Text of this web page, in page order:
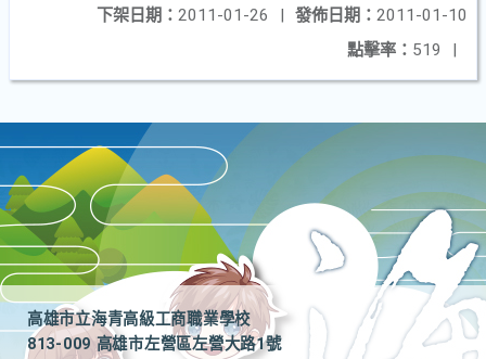
發佈日期： 2011-01-10
下架日期： 2011-01-26
|
點擊率： 519 |
高雄市立海青高級工商職業學校
813-009 高雄市左營區左營大路1號